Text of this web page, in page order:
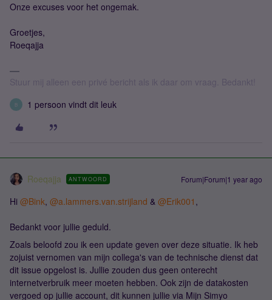
Onze excuses voor het ongemak.
Groetjes,
Roeqajja
Stuur mij alleen een privé bericht als ik daar om vraag. Bedankt!
B 1 persoon vindt dit leuk
Roeqajja ANTWOORD Forum|Forum|1 year ago
Hi ​ @Bink, ​ @a.lammers.van.strijland & ​ @Erik001 ,
Bedankt voor jullie geduld.
Zoals beloofd zou ik een update geven over deze situatie. Ik heb
zojuist vernomen van mijn collega's van de technische dienst dat
dit issue opgelost is. Jullie zouden dus geen onterecht
internetverbruik meer moeten hebben. Ook zijn de datakosten
vergoed op jullie account, dit kunnen jullie via Mijn Simyo